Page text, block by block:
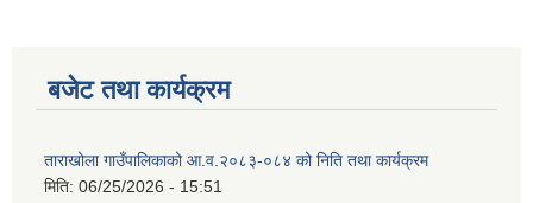
बजेट तथा कार्यक्रम
ताराखोला गाउँपालिकाको आ.व.२०८३-०८४ को निति तथा कार्यक्रम
मिति: 06/25/2026 - 15:51